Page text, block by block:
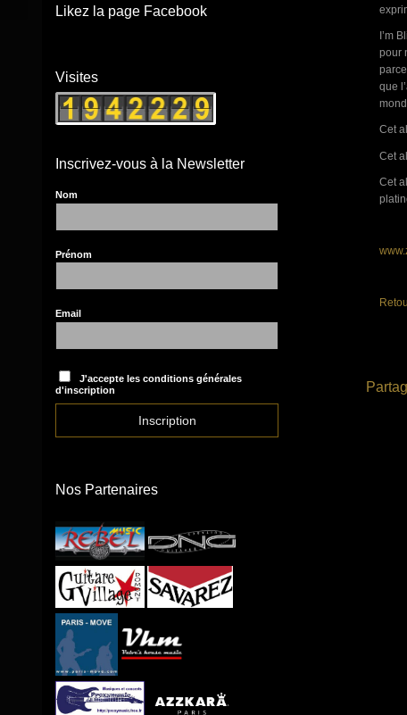
I’m
pour
que
Cet
Cet
Cet
Likez la page Facebook
Visites
Inscrivez-vous à la Newsletter
Nom
Prénom
Email
J'accepte les conditions générales
d'inscription
Nos Partenaires